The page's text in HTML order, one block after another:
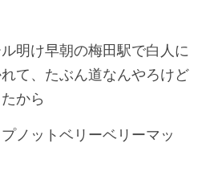
明け早朝の梅田駅で白人に
て、たぶん道なんやろけど
から
ノットベリーベリーマッ